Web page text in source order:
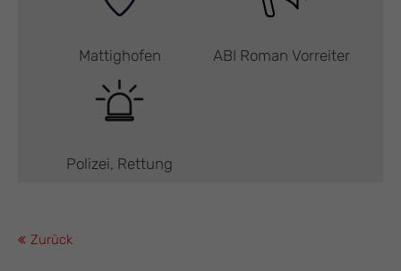
Mattighofen ABI Roman Vorreiter
Polizei, Rettung
Zurück